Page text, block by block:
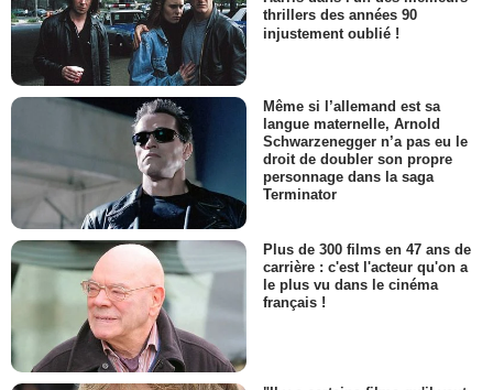
thrillers des années 90
injustement oublié !
Même si l’allemand est sa
langue maternelle, Arnold
Schwarzenegger n’a pas eu le
droit de doubler son propre
personnage dans la saga
Terminator
Plus de 300 films en 47 ans de
carrière : c'est l'acteur qu'on a
le plus vu dans le cinéma
français !